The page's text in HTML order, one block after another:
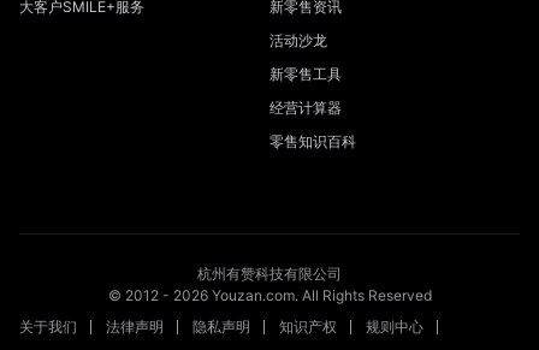
大客户SMILE+服务
新零售资讯
活动沙龙
新零售工具
经营计算器
零售知识百科
杭州有赞科技有限公司
© 2012 - 2026Youzan.com. All Rights Reserved
关于我们
法律声明 隐私声明 知识产权
规则中心